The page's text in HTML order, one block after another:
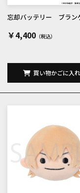
忘却バッテリー ブラン
￥4,400
買い物かごに入